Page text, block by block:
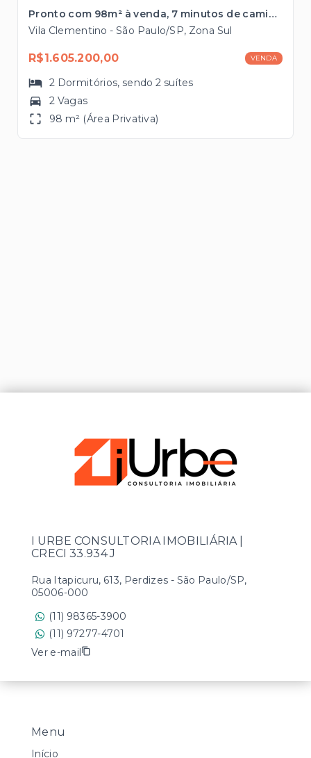
Pronto com 98m² à venda, 7 minutos de caminhada do metrô Hospital São Paulo
Vila Clementino - São Paulo/SP, Zona Sul
R$1.605.200,00 VENDA
2 Dormitórios, sendo2 suítes
2 Vagas
98 m² (Área Privativa)
Menu
Início
I URBE CONSULTORIA IMOBILIÁRIA |
CRECI 33.934 J
Rua Itapicuru, 613, Perdizes - São Paulo/SP,
05006-000
(11) 98365-3900
(11) 97277-4701
Ver e-mail